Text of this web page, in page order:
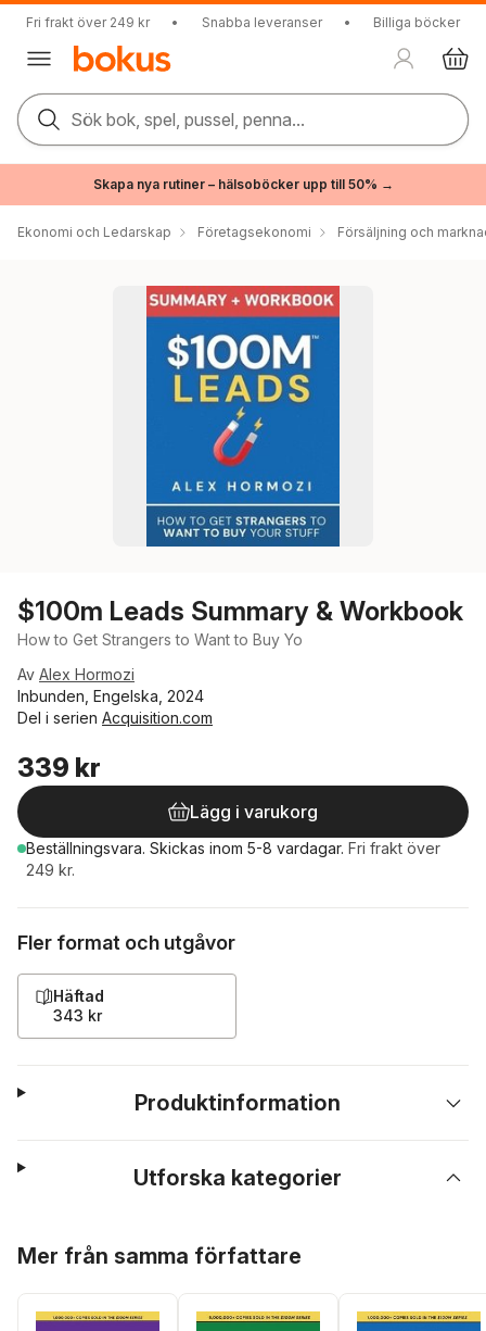
Fri frakt över 249 kr • Snabba leveranser • Billiga böcker
Sök bok, spel, pussel, penna...
Skapa nya rutiner – hälsoböcker upp till 50% →
Ekonomi och Ledarskap Företagsekonomi Försäljning och
$100m Leads Summary & Workbook
How to Get Strangers to Want to Buy Yo
Av Alex Hormozi
Inbunden, Engelska, 2024
Del i serien Acquisition.com
339 kr
Lägg i varukorg
Beställningsvara. Skickas inom 5-8 vardagar. Fri frakt över
249 kr.
Fler format och utgåvor
Häftad
343 kr
Produktinformation
Utforska kategorier
Mer från samma författare